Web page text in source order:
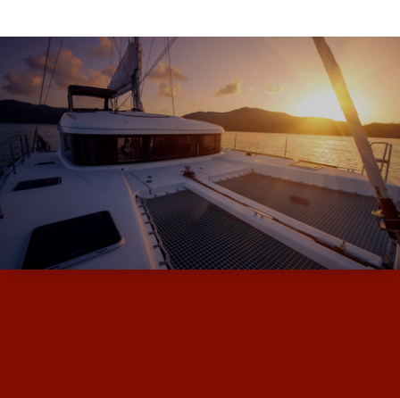
ALPHA BOATS, L’EXPERT DES BATEAUX
D’OCCASION ET NEUF AVEC SES MARQUES
DE MOODY ET MILLIKAN…